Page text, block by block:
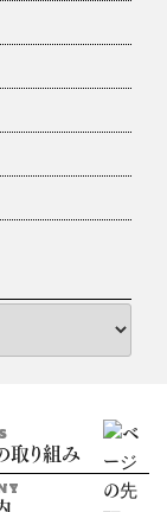
取り組み